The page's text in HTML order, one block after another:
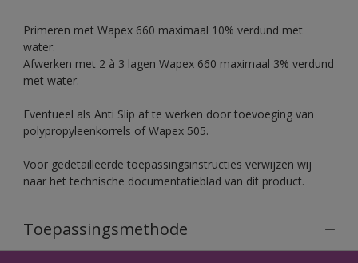
Primeren met Wapex 660 maximaal 10% verdund met
water.
Afwerken met 2 à 3 lagen Wapex 660 maximaal 3% verdund
met water.
Eventueel als Anti Slip af te werken door toevoeging van
polypropyleenkorrels of Wapex 505.
Voor gedetailleerde toepassingsinstructies verwijzen wij
naar het technische documentatieblad van dit product.
Toepassingsmethode